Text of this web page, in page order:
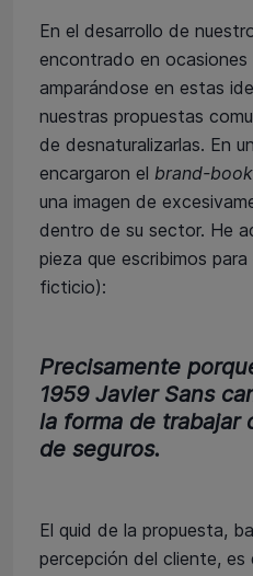
En el desarrollo de
encontrado en ocasiones
amparándose en estas
nuestras propuestas
de desnaturalizarlas. En
encargaron el brand-book
una imagen de
dentro de su sector. He
pieza que escribimos
ficticio):
Precisamente
1959 Javier Sans
la forma de trabajar
de seguros.
El quid de la propuesta,
percepción del cliente, es